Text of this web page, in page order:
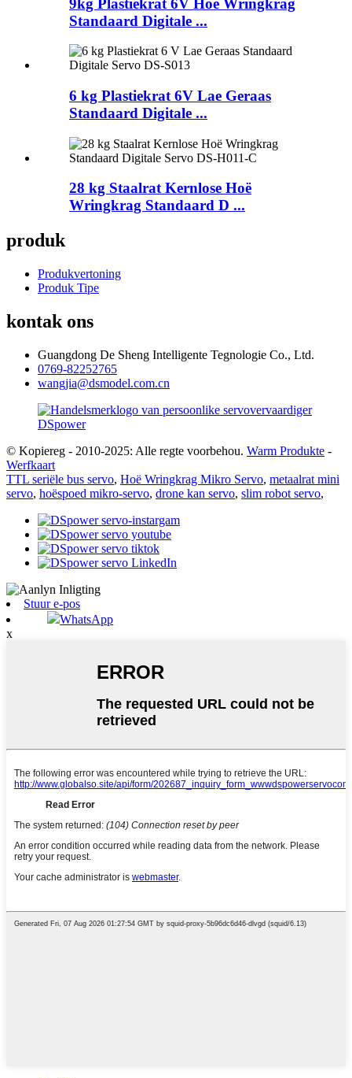
Standaard Digitale ...
6 kg Plastiekrat 6V Lae Geraas
Standaard Digitale ...
28 kg Staalrat Kernlose Hoë
Wringkrag Standaard D ...
produk
Produkvertoning
Produk Tipe
kontak ons
Guangdong De Sheng Intelligente Tegnologie Co., Ltd.
0769-82252765
wangjia@dsmodel.com.cn
© Kopiereg - 2010-2025: Alle regte voorbehou. Warm Produkte -
Werfkaart
TTL seriële bus servo, Hoë Wringkrag Mikro Servo, metaalrat mini
servo, hoëspoed mikro-servo, drone kan servo, slim robot servo,
Stuur e-pos
WhatsApp
x